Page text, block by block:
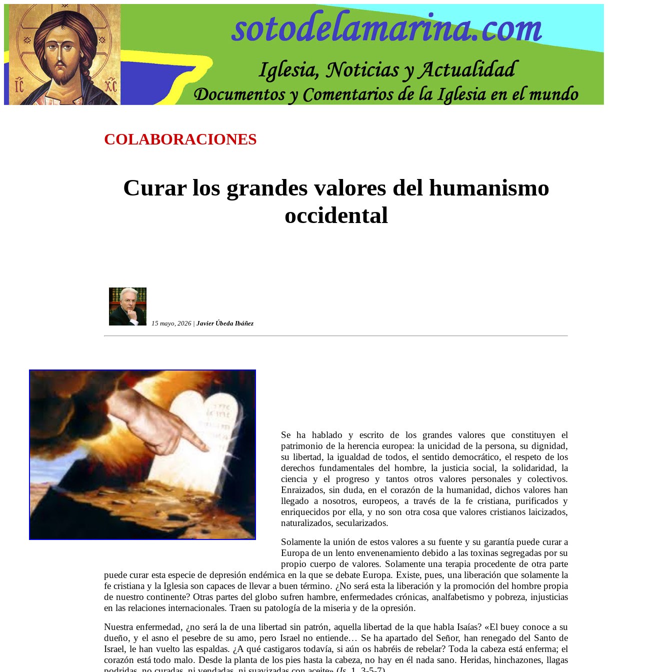
COLABORACIONES
Curar los grandes valores del humanismo
occidental
15 mayo, 2026 | Javier Úbeda Ibáñez
Se ha hablado y escrito de los grandes valores que constituyen el
patrimonio de la herencia europea: la unicidad de la persona, su dignidad,
su libertad, la igualdad de todos, el sentido democrático, el respeto de los
derechos fundamentales del hombre, la justicia social, la solidaridad, la
ciencia y el progreso y tantos otros valores personales y colectivos.
Enraizados, sin duda, en el corazón de la humanidad, dichos valores han
llegado a nosotros, europeos, a través de la fe cristiana, purificados y
enriquecidos por ella, y no son otra cosa que valores cristianos laicizados,
naturalizados, secularizados.
Solamente la unión de estos valores a su fuente y su garantía puede curar a
Europa de un lento envenenamiento debido a las toxinas segregadas por su
propio cuerpo de valores. Solamente una terapia procedente de otra parte
puede curar esta especie de depresión endémica en la que se debate Europa. Existe, pues, una liberación que solamente la
fe cristiana y la Iglesia son capaces de llevar a buen término. ¿No será esta la liberación y la promoción del hombre propia
de nuestro continente? Otras partes del globo sufren hambre, enfermedades crónicas, analfabetismo y pobreza, injusticias
en las relaciones internacionales. Traen su patología de la miseria y de la opresión.
Nuestra enfermedad, ¿no será la de una libertad sin patrón, aquella libertad de la que habla Isaías? «El buey conoce a su
dueño, y el asno el pesebre de su amo, pero Israel no entiende… Se ha apartado del Señor, han renegado del Santo de
Israel, le han vuelto las espaldas. ¿A qué castigaros todavía, si aún os habréis de rebelar? Toda la cabeza está enferma; el
corazón está todo malo. Desde la planta de los pies hasta la cabeza, no hay en él nada sano. Heridas, hinchazones, llagas